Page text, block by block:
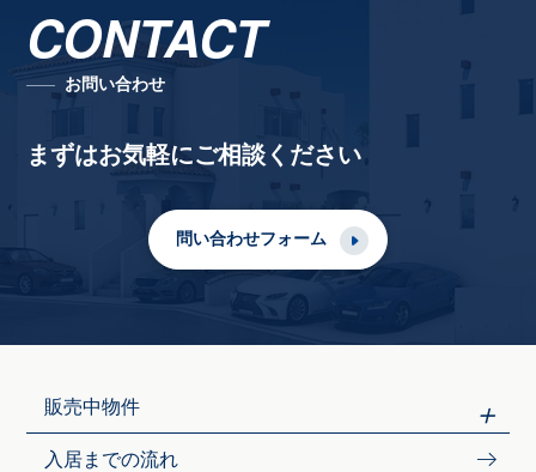
CONTACT
お問い合わせ
まずはお気軽にご相談ください
問い合わせフォーム
販売中物件
入居までの流れ